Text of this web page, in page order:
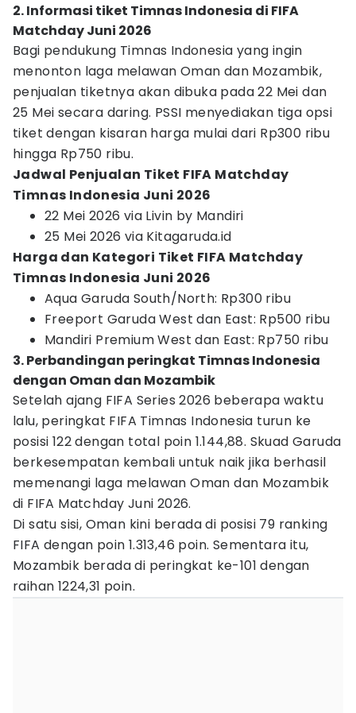
2. Informasi tiket Timnas Indonesia di FIFA
Matchday Juni 2026
Bagi pendukung Timnas Indonesia yang ingin
menonton laga melawan Oman dan Mozambik,
penjualan tiketnya akan dibuka pada 22 Mei dan
25 Mei secara daring. PSSI menyediakan tiga opsi
tiket dengan kisaran harga mulai dari Rp300 ribu
hingga Rp750 ribu.
Jadwal Penjualan Tiket FIFA Matchday
Timnas Indonesia Juni 2026
22 Mei 2026 via Livin by Mandiri
25 Mei 2026 via Kitagaruda.id
Harga dan Kategori Tiket FIFA Matchday
Timnas Indonesia Juni 2026
Aqua Garuda South/North: Rp300 ribu
Freeport Garuda West dan East: Rp500 ribu
Mandiri Premium West dan East: Rp750 ribu
3. Perbandingan peringkat Timnas Indonesia
dengan Oman dan Mozambik
Setelah ajang FIFA Series 2026 beberapa waktu
lalu, peringkat FIFA Timnas Indonesia turun ke
posisi 122 dengan total poin 1.144,88. Skuad Garuda
berkesempatan kembali untuk naik jika berhasil
memenangi laga melawan Oman dan Mozambik
di FIFA Matchday Juni 2026.
Di satu sisi, Oman kini berada di posisi 79 ranking
FIFA dengan poin 1.313,46 poin. Sementara itu,
Mozambik berada di peringkat ke-101 dengan
raihan 1224,31 poin.